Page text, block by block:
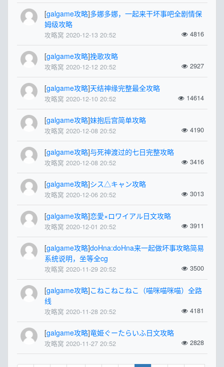
[galgame攻略]多娜多娜，一起来干坏事吧全剧情保
姆级攻略
攻略窝 2020-12-13 20:52 4816
[galgame攻略]挽歌攻略
攻略窝 2020-12-12 20:52 2927
[galgame攻略]天结神缘完整最全攻略
攻略窝 2020-12-10 20:52 14614
[galgame攻略]妹抱后宫简单攻略
攻略窝 2020-12-08 20:52 4190
[galgame攻略]与死神渡过的七日完整攻略
攻略窝 2020-12-08 20:52 3416
[galgame攻略]シス△キャン攻略
攻略窝 2020-12-06 20:52 3013
[galgame攻略]恋愛×ロワイアル日文攻略
攻略窝 2020-12-01 20:52 3911
[galgame攻略]doHna:doHna来一起做坏事攻略简易
系统说明，坐等全cg
攻略窝 2020-11-29 20:52 3500
[galgame攻略]こねこねこねこ（喵咪喵咪喵）全路
线
攻略窝 2020-11-28 20:52 4181
[galgame攻略]竜姫ぐーたらいふ日文攻略
攻略窝 2020-11-27 20:52 2828